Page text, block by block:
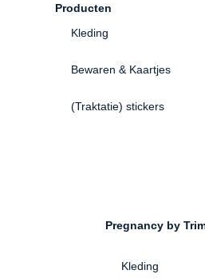
Producten
Kleding
Bewaren & Kaartjes
(Traktatie) stickers
Pregnancy by
Kleding